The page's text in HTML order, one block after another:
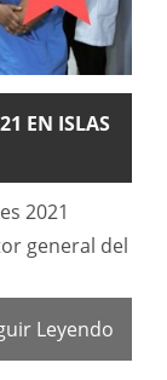
EN ISLAS
2021
general del
Leyendo